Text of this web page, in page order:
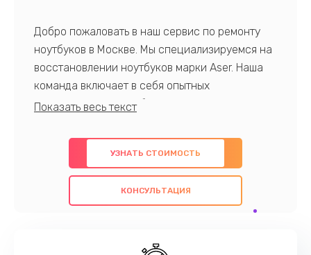
Добро пожаловать в наш сервис по ремонту
ноутбуков в Москве. Мы специализируемся на
восстановлении ноутбуков марки Aser. Наша
команда включает в себя опытных
профессионалов с обширными знаниями и
предлагаем быстрый и качественный ремонт с
использованием оригинальных компонентов, а
также гарантируем качество всех
проведенных работ. Наша цель - предоставить
наилучшим образом. Не медлите записаться на
УЗНАТЬ СТОИМОСТЬ
КОНСУЛЬТАЦИЯ